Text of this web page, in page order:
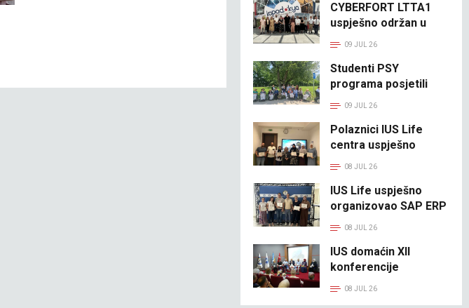
konferenciji povodom
Dana mikro, malih i
srednjih preduzeća
CYBERFORT LTTA1
uspješno održan u
Kapadokiji, Turska
09 JUL 26
Studenti PSY
programa posjetili
Starački dom Dom
09 JUL 26
Polaznici IUS Life
centra uspješno
završili kurs
08 JUL 26
IUS Life uspješno
organizovao SAP ERP
kurs08 JUL 26
IUS domaćin XII
konferencije
Koordinacijskog
08 JUL 26